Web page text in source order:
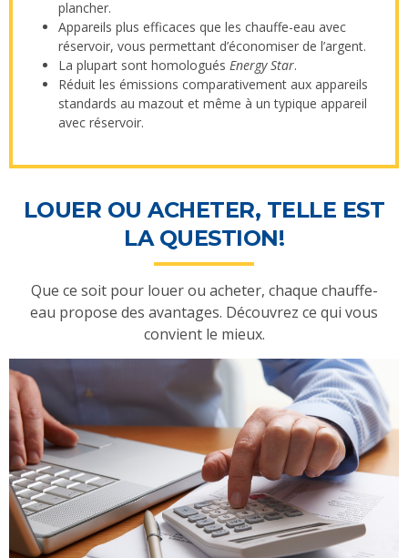
plancher.
Appareils plus efficaces que les chauffe-eau avec
réservoir, vous permettant d’économiser de l’argent.
La plupart sont homologués Energy Star.
Réduit les émissions comparativement aux appareils
standards au mazout et même à un typique appareil
avec réservoir.
LOUER OU ACHETER, TELLE EST
LA QUESTION!
Que ce soit pour louer ou acheter, chaque chauffe-
eau propose des avantages. Découvrez ce qui vous
convient le mieux.